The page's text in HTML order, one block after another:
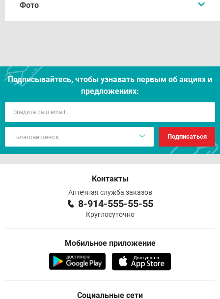
Фото
Подписывайтесь, чтобы узнавать первым об акцияx и
предложениях:
Подписаться
Контакты
Аптечная служба заказов
8-914-555-55-55
Круглосуточно
Мобильное приложение
Социальные сети